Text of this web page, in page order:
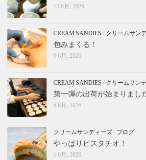
13 6月, 2026
CREAM SANDIES / クリームサン
包みまくる！
9 6月, 2026
CREAM SANDIES / クリームサン
第一弾の出荷が始まりまし
6 6月, 2026
クリームサンディーズ / ブログ
やっぱりピスタチオ！
1 6月, 2026